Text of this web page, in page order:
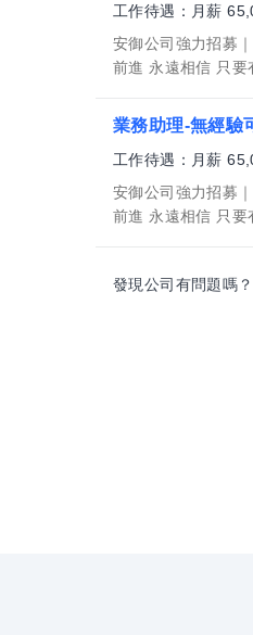
工作待遇：月薪
安御公司強力招募
前進 永遠相信 只要
業務助理-無經驗
工作待遇：月薪
安御公司強力招募
前進 永遠相信 只要
發現公司有問題嗎？